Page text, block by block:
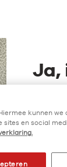
Ja,
kunnen we
en social